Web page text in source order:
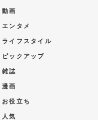
動画
エンタメ
ライフスタイル
ピックアップ
雑誌
漫画
お役立ち
人気